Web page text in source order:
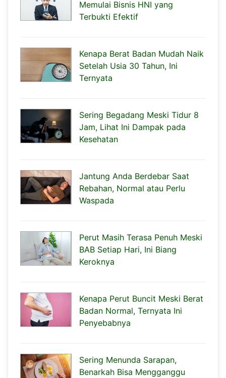
Memulai Bisnis HNI yang
Terbukti Efektif
Kenapa Berat Badan Mudah Naik
Setelah Usia 30 Tahun, Ini
Ternyata
Sering Begadang Meski Tidur 8
Jam, Lihat Ini Dampak pada
Kesehatan
Jantung Anda Berdebar Saat
Rebahan, Normal atau Perlu
Waspada
Perut Masih Terasa Penuh Meski
BAB Setiap Hari, Ini Biang
Keroknya
Kenapa Perut Buncit Meski Berat
Badan Normal, Ternyata Ini
Penyebabnya
Sering Menunda Sarapan,
Benarkah Bisa Mengganggu